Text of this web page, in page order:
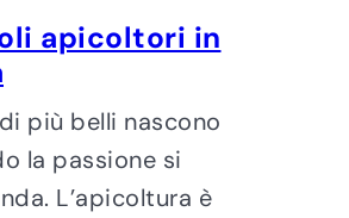
apicoltori in
più belli nascono
la passione si
L’apicoltura è